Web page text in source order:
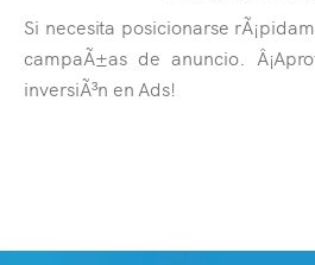
Si necesita posicionarse
campaÃ±as de anuncio.
inversiÃ³n en Ads!